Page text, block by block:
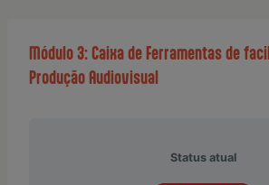
Módulo 3: Caixa de Ferramentas de
Produção Audiovisual
Status atual